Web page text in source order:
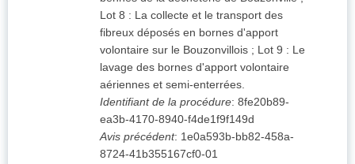
Lot 8 : La collecte et le transport des
fibreux déposés en bornes d'apport
volontaire sur le Bouzonvillois ; Lot 9 : Le
lavage des bornes d'apport volontaire
aériennes et semi-enterrées.
Identifiant de la procédure: 8fe20b89-
ea3b-4170-8940-f4de1f9f149d
Avis précédent: 1e0a593b-bb82-458a-
8724-41b355167cf0-01